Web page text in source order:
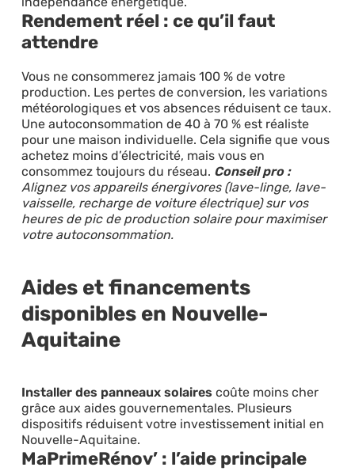
Rendement réel : ce qu’il faut
attendre
Vous ne consommerez jamais 100 % de votre
production. Les pertes de conversion, les variations
météorologiques et vos absences réduisent ce taux.
Une autoconsommation de 40 à 70 % est réaliste
pour une maison individuelle. Cela signifie que vous
achetez moins d’électricité, mais vous en
consommez toujours du réseau. Conseil pro :
Alignez vos appareils énergivores (lave-linge, lave-
vaisselle, recharge de voiture électrique) sur vos
heures de pic de production solaire pour maximiser
votre autoconsommation.
Aides et financements
disponibles en Nouvelle-
Aquitaine
Installer des panneaux solaires coûte moins cher
grâce aux aides gouvernementales. Plusieurs
dispositifs réduisent votre investissement initial en
Nouvelle-Aquitaine.
MaPrimeRénov’ : l’aide principale